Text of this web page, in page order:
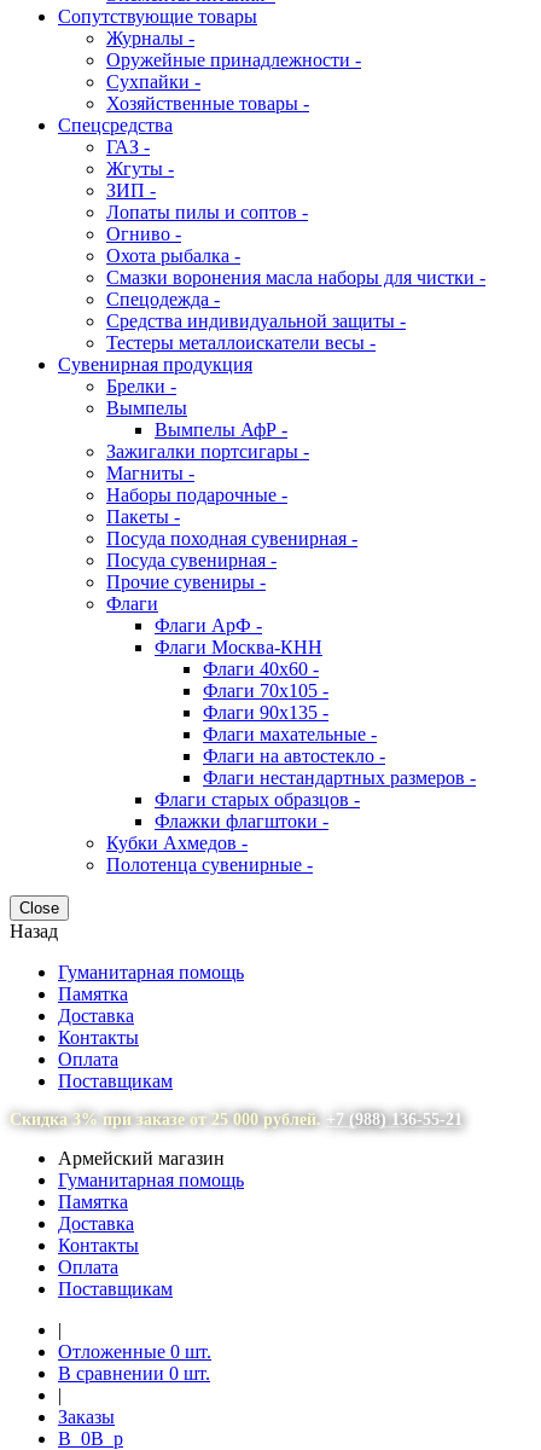
Сопутствующие товары
Журналы -
Оружейные принадлежности -
Сухпайки -
Хозяйственные товары -
Спецсредства
ГАЗ -
Жгуты -
ЗИП -
Лопаты пилы и соптов -
Огниво -
Охота рыбалка -
Смазки воронения масла наборы для чистки -
Спецодежда -
Средства индивидуальной защиты -
Тестеры металлоискатели весы -
Сувенирная продукция
Брелки -
Вымпелы
Вымпелы АфР -
Зажигалки портсигары -
Магниты -
Наборы подарочные -
Пакеты -
Посуда походная сувенирная -
Посуда сувенирная -
Прочие сувениры -
Флаги
Флаги АрФ -
Флаги Москва-КНН
Флаги 40х60 -
Флаги 70х105 -
Флаги 90х135 -
Флаги махательные -
Флаги на автостекло -
Флаги нестандартных размеров -
Флаги старых образцов -
Флажки флагштоки -
Кубки Ахмедов -
Полотенца сувенирные -
Close
Назад
Гуманитарная помощь
Памятка
Доставка
Контакты
Оплата
Поставщикам
Скидка 3% при заказе от 25 000 рублей. +7 (988) 136-55-21
Армейский магазин
Гуманитарная помощь
Памятка
Доставка
Контакты
Оплата
Поставщикам
|
Отложенные 0 шт.
В сравнении 0 шт.
|
Заказы
В 0В p